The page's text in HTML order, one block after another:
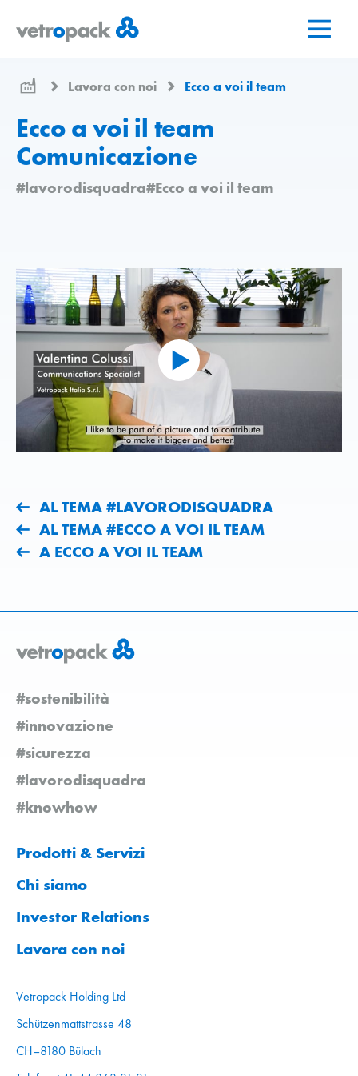
alla
iniziale
Lavora con noi Ecco a voi il team
Ecco a voi il team
Comunicazione
#lavorodisquadra#Ecco a voi il team
AL TEMA #LAVORODISQUADRA
AL TEMA #ECCO A VOI IL TEAM
A ECCO A VOI IL TEAM
#sostenibilità
#innovazione
#sicurezza
#lavorodisquadra
#knowhow
Prodotti & Servizi
Chi siamo
Investor Relations
Lavora con noi
Vetropack Holding Ltd
Schützenmattstrasse 48
CH–8180 Bülach